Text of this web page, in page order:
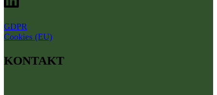
GDPR
Cookies (EU)
KONTAKT